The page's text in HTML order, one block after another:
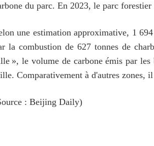
du parc. En 2023, le parc
une estimation approximative, 1
la combustion de 627 tonnes de
», le volume de carbone émis par les
Comparativement à d'autres zones,
: Beijing Daily)